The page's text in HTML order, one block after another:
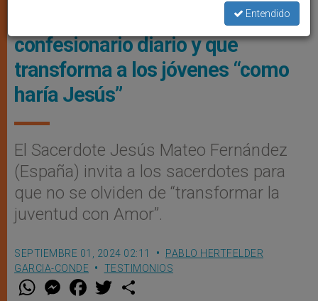
El sacerdote de 3 horas de
confesionario diario y que
transforma a los jóvenes “como
haría Jesús”
El Sacerdote Jesús Mateo Fernández
(España) invita a los sacerdotes para
que no se olviden de “transformar la
juventud con Amor”.
SEPTIEMBRE 01, 2024 02:11
PABLO HERTFELDER
GARCIA-CONDE
TESTIMONIOS
W M
e
F
a w
Entendido